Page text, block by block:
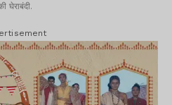
घेराबंदी.